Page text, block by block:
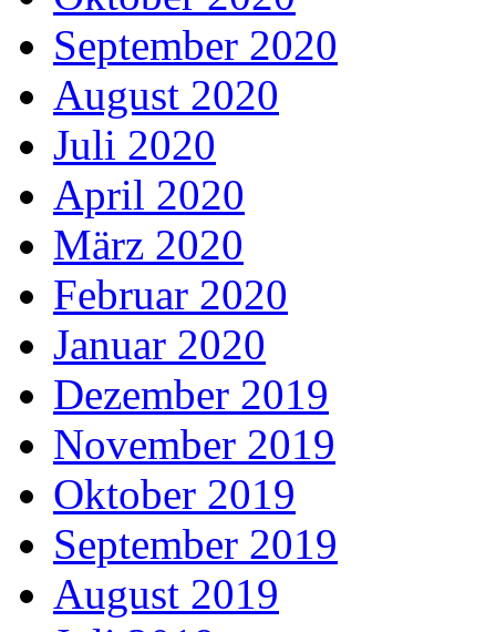
September 2020
August 2020
Juli 2020
April 2020
März 2020
Februar 2020
Januar 2020
Dezember 2019
November 2019
Oktober 2019
September 2019
August 2019